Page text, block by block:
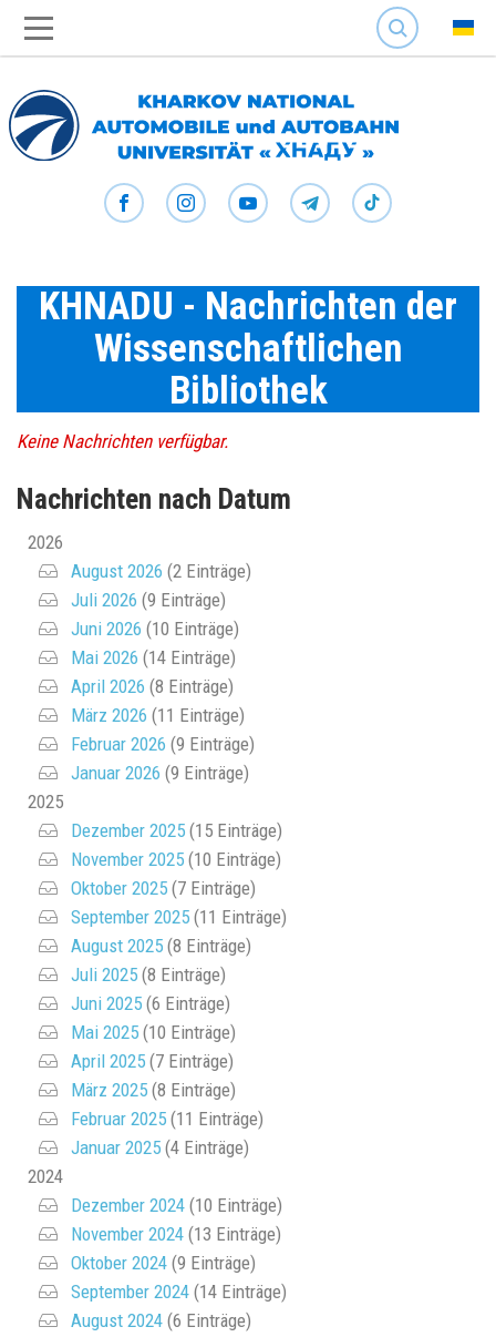
SEARCH
KHNADU - Nachrichten der
Wissenschaftlichen
Bibliothek
Keine Nachrichten verfügbar.
Nachrichten nach Datum
2026
August 2026 (2 Einträge)
Juli 2026 (9 Einträge)
Juni 2026 (10 Einträge)
Mai 2026 (14 Einträge)
April 2026 (8 Einträge)
März 2026 (11 Einträge)
Februar 2026 (9 Einträge)
Januar 2026 (9 Einträge)
2025
Dezember 2025 (15 Einträge)
November 2025 (10 Einträge)
Oktober 2025 (7 Einträge)
September 2025 (11 Einträge)
August 2025 (8 Einträge)
Juli 2025 (8 Einträge)
Juni 2025 (6 Einträge)
Mai 2025 (10 Einträge)
April 2025 (7 Einträge)
März 2025 (8 Einträge)
Februar 2025 (11 Einträge)
Januar 2025 (4 Einträge)
2024
Dezember 2024 (10 Einträge)
November 2024 (13 Einträge)
Oktober 2024 (9 Einträge)
September 2024 (14 Einträge)
August 2024 (6 Einträge)